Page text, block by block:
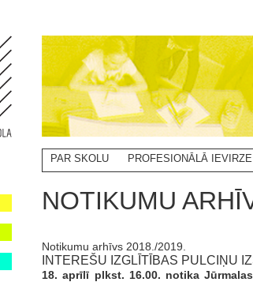
PAR SKOLU PROFESIONĀLĀ IEVIRZE
NOTIKUMU
Notikumu arhīvs 2018./2019.
INTEREŠU IZGLĪTĪBAS PULCIŅU
18. aprīlī plkst. 16.00. notika